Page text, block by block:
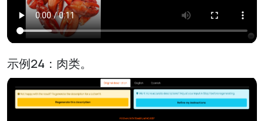
示例24：肉类。